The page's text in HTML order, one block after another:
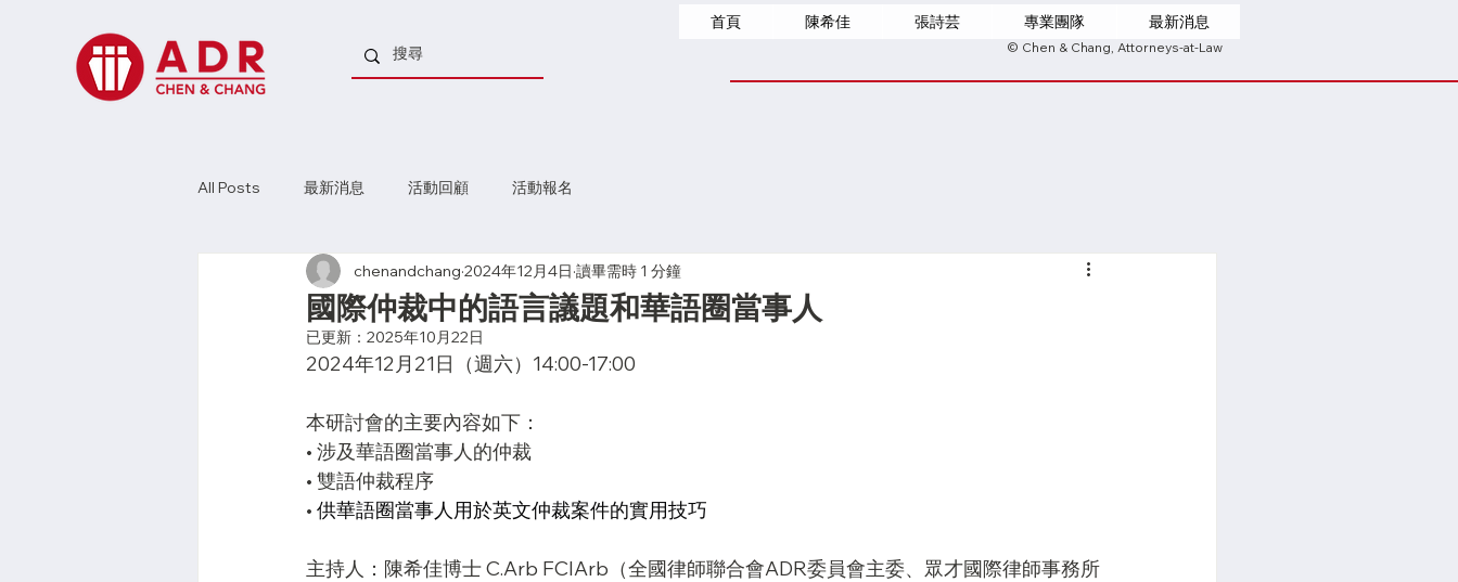
首頁 陳希佳 張詩芸 專業團隊 最新消息
© Chen & Chang, Attorneys-at-Law
All Posts 最新消息 活動回顧 活動報名
國際仲裁中的語言議題和華語圈當事人
chenandchang 2024年12月4日 讀畢需時 1 分鐘
已更新： 2025年10月22日
2024年12月21日（週六）14:00-17:00
本研討會的主要內容如下：
• 涉及華語圈當事人的仲裁
• 雙語仲裁程序
• 供華語圈當事人用於英文仲裁案件的實用技巧
主持人：陳希佳博士 C.Arb FCIArb（全國律師聯合會ADR委員會主委、眾才國際律師事務所